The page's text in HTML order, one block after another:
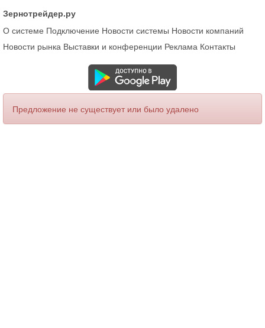
Зернотрейдер.ру
О системе Подключение Новости системы Новости компаний
Новости рынка Выставки и конференции Реклама Контакты
Предложение не существует или было удалено